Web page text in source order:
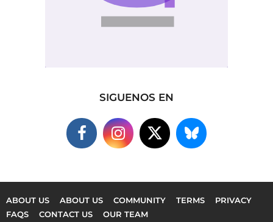
SIGUENOS EN
ABOUT US ABOUT US COMMUNITY TERMS
PRIVACY
FAQS
CONTACT US OUR TEAM